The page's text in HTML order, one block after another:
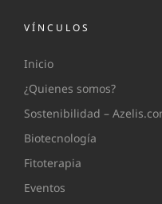
VÍNCULOS
Inicio
¿Quienes somos?
Sostenibilidad –
Biotecnología
Fitoterapia
Eventos